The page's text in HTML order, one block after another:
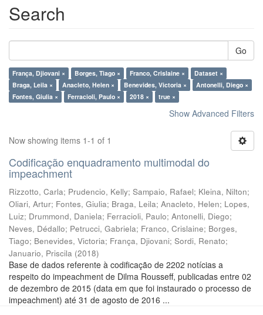
Search
Go
França, Djiovani × Borges, Tiago × Franco, Crislaine ×
Dataset ×
Braga, Leila ×
Anacleto, Helen × Benevides, Victoria ×
Antonelli, Diego ×
Fontes, Giulia ×
Ferracioli, Paulo × 2018 × true ×
Show Advanced Filters
Now showing items 1-1 of 1
Codificação enquadramento multimodal do
impeachment
Rizzotto, Carla; Prudencio, Kelly; Sampaio, Rafael; Kleina, Nilton;
Oliari, Artur; Fontes, Giulia; Braga, Leila; Anacleto, Helen; Lopes,
Luiz; Drummond, Daniela; Ferracioli, Paulo; Antonelli, Diego;
Neves, Dédallo; Petrucci, Gabriela; Franco, Crislaine; Borges,
Tiago; Benevides, Victoria; França, Djiovani; Sordi, Renato;
Januario, Priscila (2018)
Base de dados referente à codificação de 2202 notícias a
respeito do impeachment de Dilma Rousseff, publicadas entre 02
de dezembro de 2015 (data em que foi instaurado o processo de
impeachment) até 31 de agosto de 2016 ...